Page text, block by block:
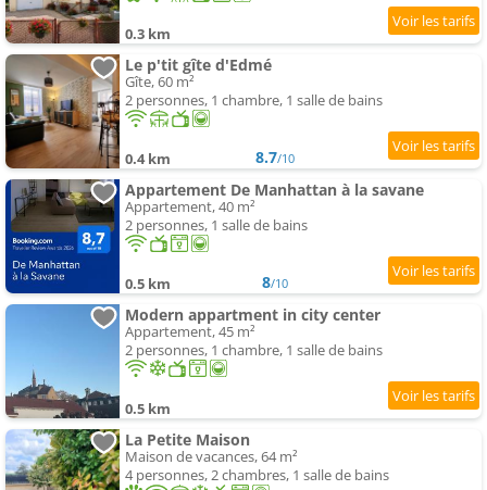
0.3 km
Le p'tit gîte d'Edmé
Gîte, 60 m²
2 personnes, 1 chambre, 1 salle de bains
0.4 km 8.7/10
Appartement De Manhattan à la savane
Appartement, 40 m²
2 personnes, 1 salle de bains
0.5 km 8/10
Modern appartment in city center
Appartement, 45 m²
2 personnes, 1 chambre, 1 salle de bains
0.5 km
La Petite Maison
Maison de vacances, 64 m²
4 personnes, 2 chambres, 1 salle de bains